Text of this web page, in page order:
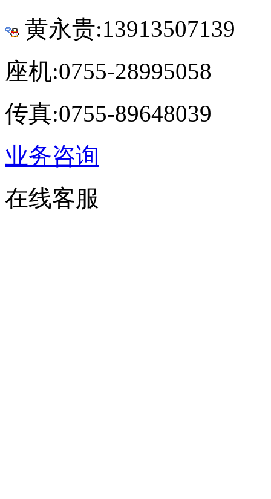
黄永贵:13913507139
座机:0755-28995058
传真:0755-89648039
业务咨询
在线客服